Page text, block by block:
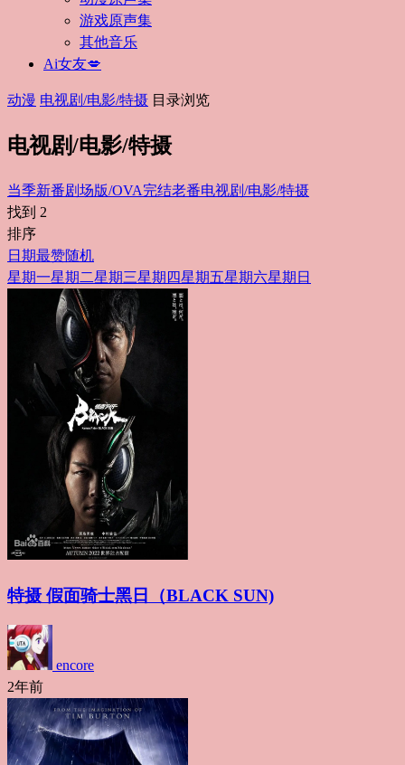
游戏原声集
其他音乐
Ai女友💋
动漫 电视剧/电影/特摄 目录浏览
电视剧/电影/特摄
当季新番剧场版/OVA完结老番电视剧/电影/特摄
找到 2
排序
日期最赞随机
星期一星期二星期三星期四星期五星期六星期日
特摄 假面骑士黑日（BLACK SUN)
encore
2年前